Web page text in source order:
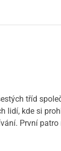
tříd
lidí, kde si
První